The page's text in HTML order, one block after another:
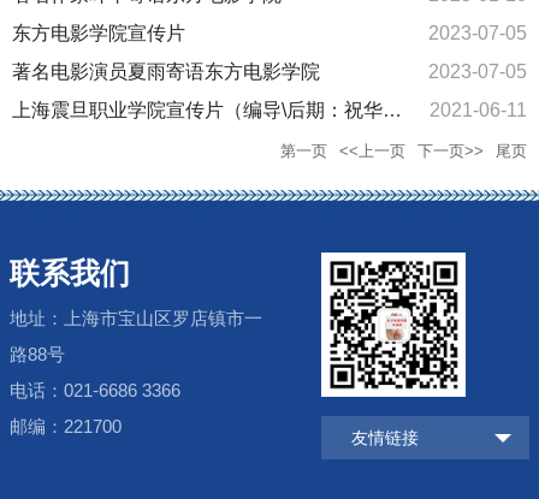
东方电影学院宣传片
2023-07-05
著名电影演员夏雨寄语东方电影学院
2023-07-05
上海震旦职业学院宣传片（编导\后期：祝华
2021-06-11
第一页 <<上一页 下一页>> 尾页
联系我们
地址：上海市宝山区罗店镇市一
路88号
电话：021-6686 3366
邮编：221700
友情链接